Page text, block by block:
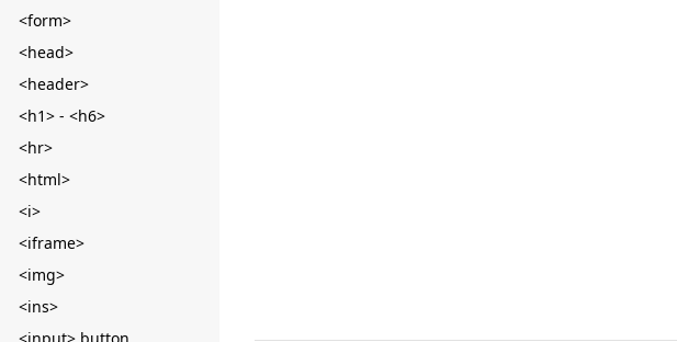
<form>
<head>
<header>
<h1> - <h6>
<hr>
<html>
<i>
<iframe>
<img>
<ins>